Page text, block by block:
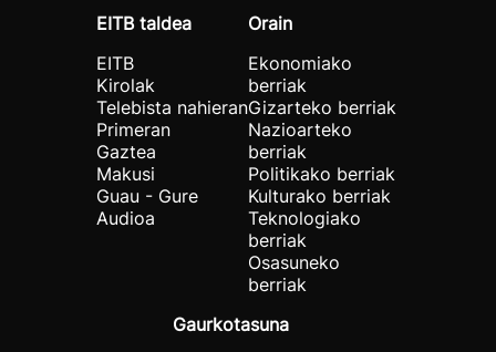
EITB taldea
EITB
Kirolak
Telebista nahieran
Primeran
Gaztea
Makusi
Guau - Gure
Audioa
Orain
Ekonomiako
berriak
Gizarteko berriak
Nazioarteko
berriak
Politikako berriak
Kulturako berriak
Teknologiako
berriak
Osasuneko
berriak
Gaurkotasuna